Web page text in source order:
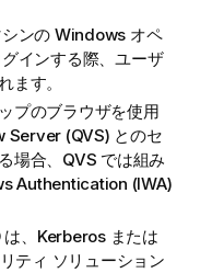
ンの Windows オペ
インする際、ユーザ
ます。
プのブラウザを使用
Server (QVS) とのセ
場合、QVS では組み
Authentication (IWA)
は、Kerberos または
ティ ソリューション